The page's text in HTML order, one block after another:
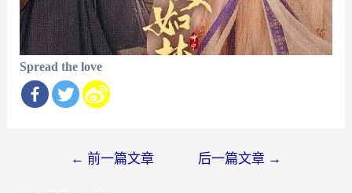
Spread the love
← 前一篇文章 后一篇文章 →